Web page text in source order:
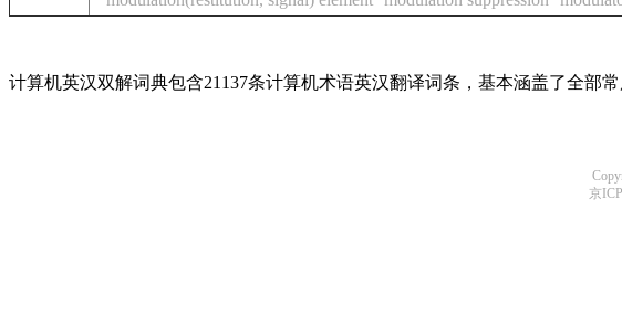
计算机英汉双解词典包含21137条计算机术语英汉翻译词条，基本涵盖了全部
京